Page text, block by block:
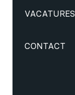
VACATURES
CONTACT